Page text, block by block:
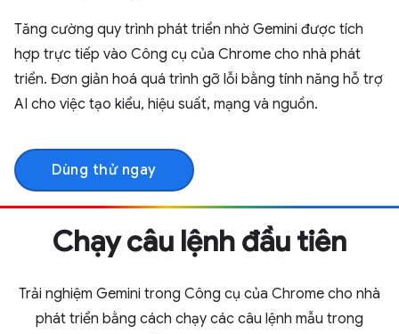
Tăng cường quy trình phát triển nhờ Gemini được tích
hợp trực tiếp vào Công cụ của Chrome cho nhà phát
triển. Đơn giản hoá quá trình gỡ lỗi bằng tính năng hỗ trợ
AI cho việc tạo kiểu, hiệu suất, mạng và nguồn.
Dùng thử ngay
Chạy câu lệnh đầu tiên
Trải nghiệm Gemini trong Công cụ của Chrome cho nhà
phát triển bằng cách chạy các câu lệnh mẫu trong